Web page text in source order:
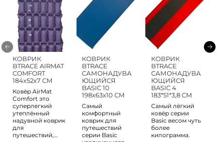
КОВРИК
BTRACE AIRMAT
COMFORT
184х52х7 СМ
Ковёр AirMat
Comfort это
суперлегкий
утеплённый
надувной коврик
для
путешествий,...
КОВРИК
BTRACE
САМОНАДУВА
ЮЩИЙСЯ
BASIC 10
198х63х10 СМ
Самый
комфортный
коврик для
путешествий
серии Basic
КОВРИК
BTRACE
САМОНАДУВА
ЮЩИЙСЯ
BASIC 4
183*51*3,8 СМ
Самый лёгкий
ковёр серии
Basic весом чуть
более
килограмма.